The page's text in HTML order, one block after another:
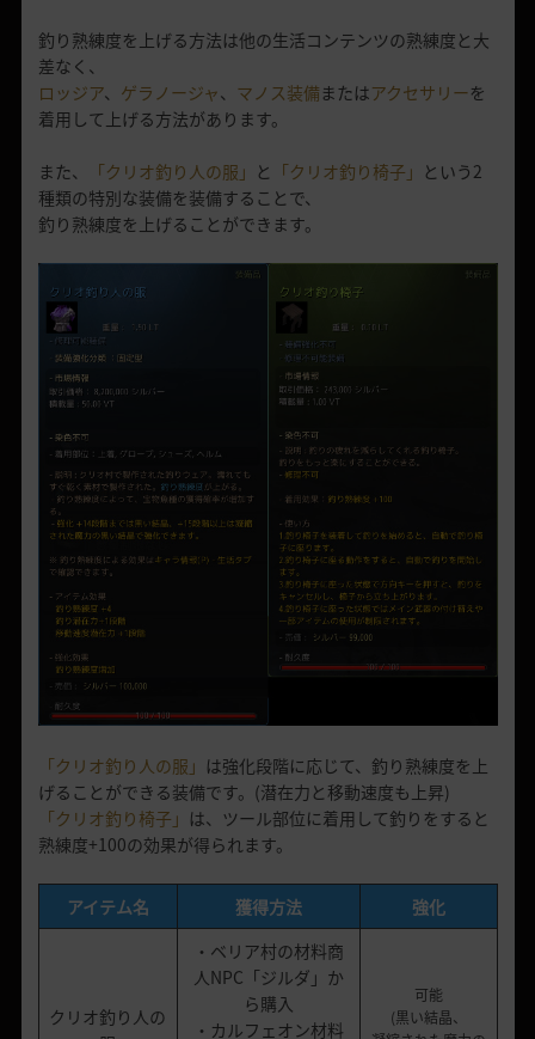
釣り熟練度を上げる方法は他の生活コンテンツの熟練度と大
差なく、
ロッジア、 ゲラノージャ、 マノス装備 またはアクセサリーを
着用して上げる方法があります。
また、 「クリオ釣り人の服」 と 「クリオ釣り椅子」 という2
種類の特別な装備を装備することで、
釣り熟練度を上げることができます。
「クリオ釣り人の服」 は強化段階に応じて、釣り熟練度を上
げることができる装備です。(潜在力と移動速度も上昇)
「クリオ釣り椅子」 は、ツール部位に着用して釣りをすると
熟練度+100の効果が得られます。
アイテム名 獲得方法 強化
クリオ釣り人の
・ベリア村の材料商
人NPC「ジルダ」か
ら購入
・カルフェオン材料
可能
(黒い結晶、